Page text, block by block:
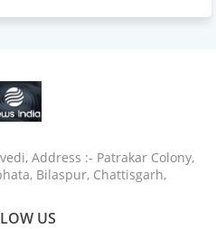
Address :- Patrakar Colony,
Bilaspur, Chattisgarh,
US